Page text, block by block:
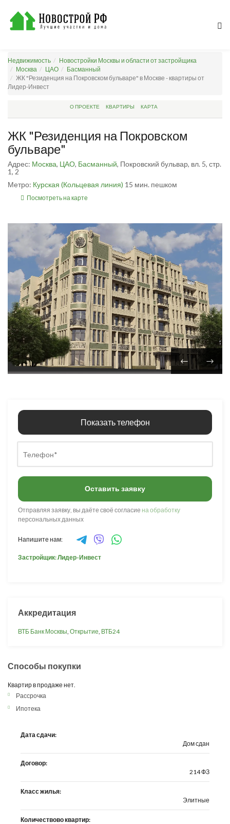
Недвижимость
Новостройки Москвы и области от застройщика
Москва
ЦАО
Басманный
ЖК "Резиденция на Покровском бульваре" в Москве - квартиры от
Лидер-Инвест
О ПРОЕКТЕ КВАРТИРЫ КАРТА
ЖК "Резиденция на Покровском
бульваре"
Адрес: Москва, ЦАО, Басманный, Покровский бульвар, вл. 5, стр.
1, 2
Метро: Курская (Кольцевая линия) 15 мин. пешком
Посмотреть на карте
Показать телефон
Оставить заявку
Отправляя заявку, вы даёте своё согласие на обработку
персональных данных
Напишите нам:
Застройщик: Лидер-Инвест
Аккредитация
ВТБ Банк Москвы, Открытие, ВТБ24
Способы покупки
Квартир в продаже нет.
Рассрочка
Ипотека
Дата сдачи:
Дом сдан
Договор:
214 ФЗ
Класс жилья:
Элитные
Количествово квартир: